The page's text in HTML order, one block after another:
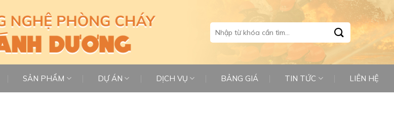
Tìm
kiếm:
SẢN PHẨM DỰ ÁN DỊCH VỤ BẢNG GIÁ TIN TỨC LIÊN HỆ